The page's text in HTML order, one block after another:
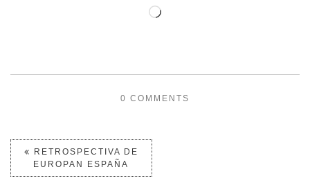
0 COMMENTS
RETROSPECTIVA DE
EUROPAN ESPAÑA